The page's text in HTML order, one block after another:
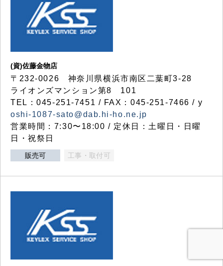
(資)佐藤金物店
〒232-0026 神奈川県横浜市南区二葉町3-28
ライオンズマンション第8 101
TEL：045-251-7451 / FAX：045-251-7466 / y
oshi-1087-sato@dab.hi-ho.ne.jp
営業時間：7:30〜18:00 / 定休日：土曜日・日曜
日・祝祭日
販売可 工事・取付可